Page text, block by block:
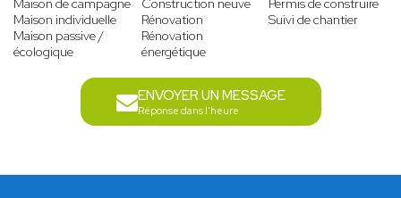
Maison de campagne
Maison individuelle
Maison passive /
écologique
Construction neuve
Rénovation
Rénovation
énergétique
Permis de construire
Suivi de chantier
ENVOYER UN MESSAGE
Réponse dans l'heure